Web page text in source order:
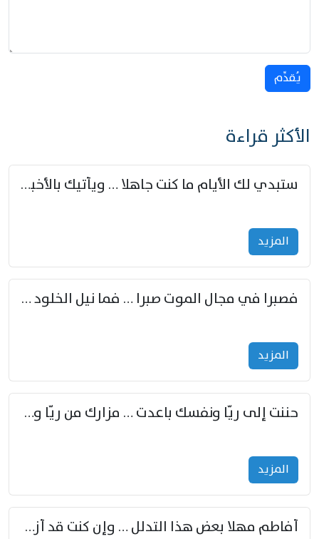
يُقدِّم
الأكثر قراءة
ستبدي لك الأيام ما كنت جاهلا … ويأتيك بالأخبار من لم تزوّد
المزید
فصبرا في مجال الموت صبرا … فما نيل الخلود بمستطاع
المزید
حننت إلى ريّا ونفسك باعدت … مزارك من ريّا وشعباكما معا
المزید
أفاطم مهلا بعض هذا التدلل … وإن كنت قد أزمعت صرمي فأجملي